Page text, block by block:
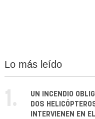
Lo más leído
1.
UN INCENDIO
DOS
INTERVIENEN EN